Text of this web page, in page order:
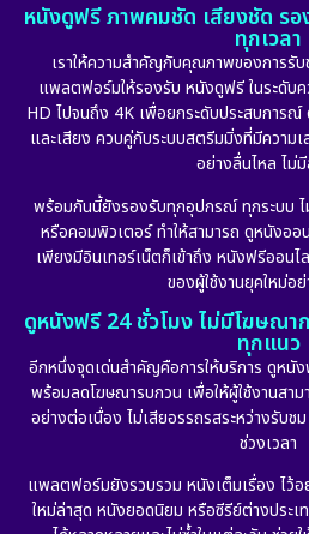
หนังดูฟรี ภาพคมชัด เสียงชัด ร
ทุกเวลา
เราให้ความสำคัญกับคุณภาพของการรั
แพลตฟอร์มให้รองรับ หนังดูฟรี ในระดับ
HD ไปจนถึง 4K เพื่อยกระดับประสบการ
และเสียง ควบคู่กับระบบสตรีมมิ่งที่มีความเ
อย่างลื่นไหล ไม่
พร้อมกันนี้ยังรองรับทุกอุปกรณ์ ทุกระบบ ไ
หรือคอมพิวเตอร์ ทำให้สามารถ ดูหนังออ
เพียงมีอินเทอร์เน็ตก็เข้าถึง หนังฟรีออน
ของผู้ใช้งานยุคใหม่อ
ดูหนังฟรี 24 ชั่วโมง ไม่มีโฆษณา
ทุกแนว
อีกหนึ่งจุดเด่นสำคัญคือการให้บริการ ดูหนั
พร้อมลดโฆษณารบกวน เพื่อให้ผู้ใช้งานสา
อย่างต่อเนื่อง ไม่เสียอรรถรสระหว่างรับช
ช่วงเวลา
แพลตฟอร์มยังรวบรวม หนังเต็มเรื่อง ไว้อ
ใหม่ล่าสุด หนังยอดนิยม หรือซีรีย์ต่างประเ